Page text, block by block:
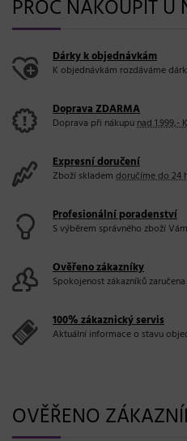
PROČ NAKOUPIT U
Dárky k objednávkám
K objednávkám rozdáváme
Doprava ZDARMA
Doprava při nákupunad 1.999,-
Expresní doručení
Zboží skladem doručíme do 24
Profesionální poradenství
S výběrem správného zboží
Ověřeno zákazníky
Spokojenost zákazníků zaručena
100% zákaznický servis
Aktuální informace o stavu
OVĚŘENO